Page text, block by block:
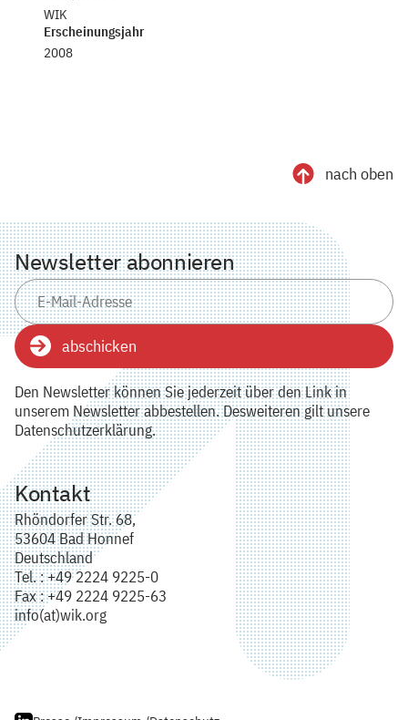
WIK
Erscheinungsjahr
2008
nach oben
Newsletter abonnieren
abschicken
Den Newsletter können Sie jederzeit über den Link in
unserem Newsletter abbestellen. Desweiteren gilt unsere
Datenschutzerklärung.
Kontakt
Rhöndorfer Str. 68,
53604 Bad Honnef
Deutschland
Tel. : +49 2224 9225-0
Fax : +49 2224 9225-63
info(at)wik.org